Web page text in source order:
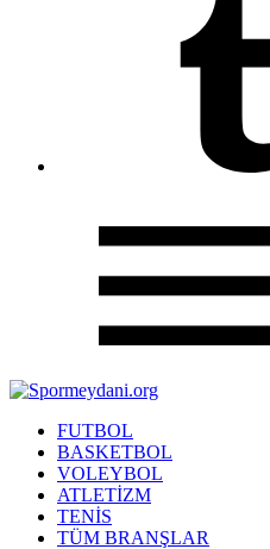
FUTBOL
BASKETBOL
VOLEYBOL
ATLETİZM
TENİS
TÜM BRANŞLAR